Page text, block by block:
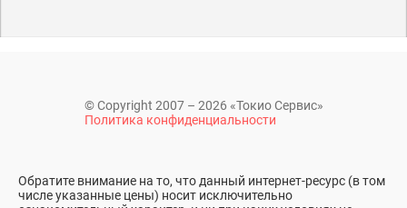
© Copyright 2007 – 2026 «Токио Сервис»
Политика конфиденциальности
Обратите внимание на то, что данный интернет-ресурс (в том
числе указанные цены) носит исключительно